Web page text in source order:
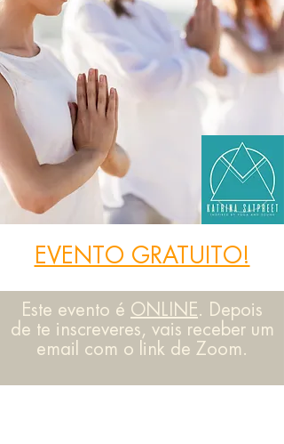
EVENTO GRATUITO!
Este evento é ONLINE. Depois
de te inscreveres, vais receber um
email com o link de Zoom.